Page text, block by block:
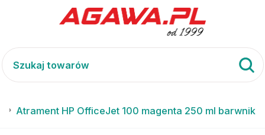
Atrament HP OfficeJet 100 magenta 250 ml barwnik